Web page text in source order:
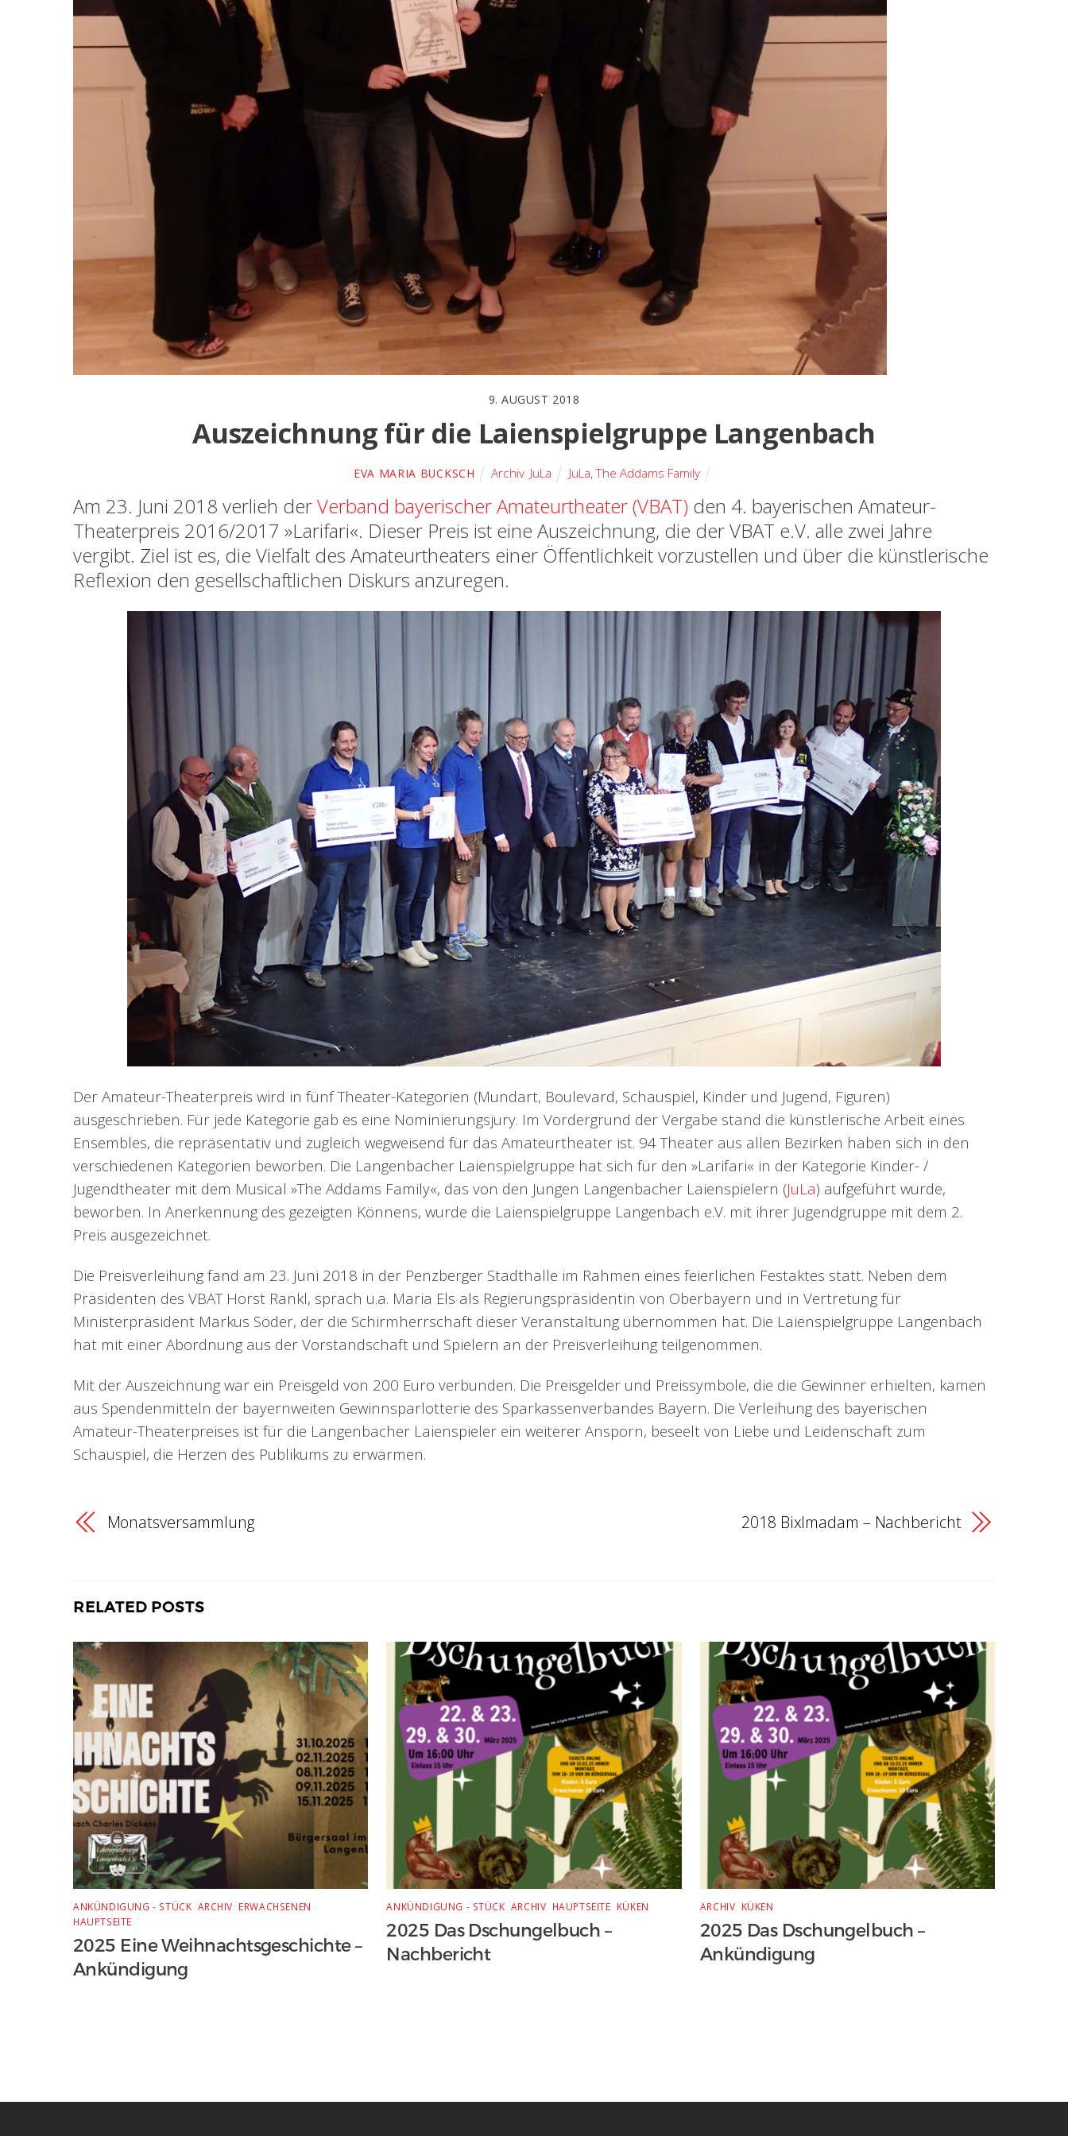
9. AUGUST 2018
Auszeichnung für die Laienspielgruppe Langenbach
EVA MARIA BUCKSCH Archiv JuLa JuLa,The Addams Family
Am 23. Juni 2018 verlieh derVerband bayerischer Amateurtheater (VBAT) den 4. bayerischen Amateur-
Theaterpreis 2016/2017 »Larifari«. Dieser Preis ist eine Auszeichnung, die der VBAT e.V. alle zwei Jahre
vergibt. Ziel ist es, die Vielfalt des Amateurtheaters einer Öffentlichkeit vorzustellen und über die künstlerische
Reflexion den gesellschaftlichen Diskurs anzuregen.
Der Amateur-Theaterpreis wird in fünf Theater-Kategorien (Mundart, Boulevard, Schauspiel, Kinder und Jugend, Figuren)
ausgeschrieben. Für jede Kategorie gab es eine Nominierungsjury. Im Vordergrund der Vergabe stand die künstlerische Arbeit eines
Ensembles, die repräsentativ und zugleich wegweisend für das Amateurtheater ist. 94 Theater aus allen Bezirken haben sich in den
verschiedenen Kategorien beworben. Die Langenbacher Laienspielgruppe hat sich für den »Larifari« in der Kategorie Kinder- /
Jugendtheater mit dem Musical »The Addams Family«, das von den Jungen Langenbacher Laienspielern (JuLa) aufgeführt wurde,
beworben. In Anerkennung des gezeigten Könnens, wurde die Laienspielgruppe Langenbach e.V. mit ihrer Jugendgruppe mit dem 2.
Preis ausgezeichnet.
Die Preisverleihung fand am 23. Juni 2018 in der Penzberger Stadthalle im Rahmen eines feierlichen Festaktes statt. Neben dem
Präsidenten des VBAT Horst Rankl, sprach u.a. Maria Els als Regierungspräsidentin von Oberbayern und in Vertretung für
Ministerpräsident Markus Söder, der die Schirmherrschaft dieser Veranstaltung übernommen hat. Die Laienspielgruppe Langenbach
hat mit einer Abordnung aus der Vorstandschaft und Spielern an der Preisverleihung teilgenommen.
Mit der Auszeichnung war ein Preisgeld von 200 Euro verbunden. Die Preisgelder und Preissymbole, die die Gewinner erhielten, kamen
aus Spendenmitteln der bayernweiten Gewinnsparlotterie des Sparkassenverbandes Bayern. Die Verleihung des bayerischen
Amateur-Theaterpreises ist für die Langenbacher Laienspieler ein weiterer Ansporn, beseelt von Liebe und Leidenschaft zum
Schauspiel, die Herzen des Publikums zu erwärmen.
Monatsversammlung 2018 Bixlmadam – Nachbericht
RELATED POSTS
ANKÜNDIGUNG - STÜCK ARCHIV ERWACHSENEN
HAUPTSEITE
2025 Eine Weihnachtsgeschichte –
Ankündigung
ANKÜNDIGUNG - STÜCK ARCHIV HAUPTSEITE KÜKEN
2025 Das Dschungelbuch –
Nachbericht
ARCHIV KÜKEN
2025 Das Dschungelbuch –
Ankündigung